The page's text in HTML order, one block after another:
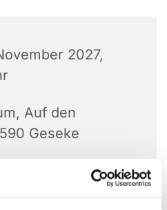
2027,
Auf den
Geseke